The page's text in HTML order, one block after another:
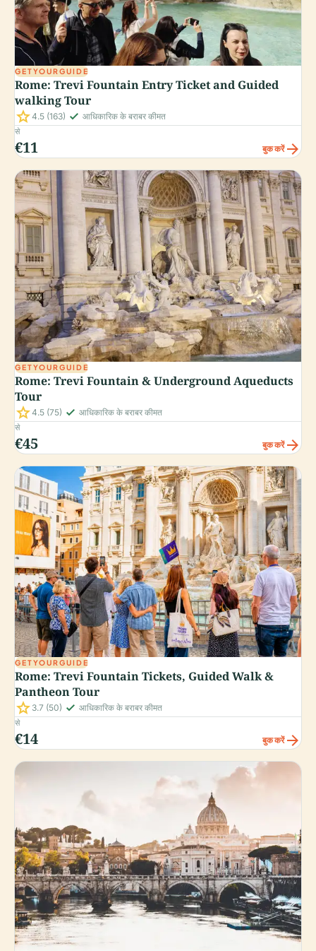
GETYOURGUIDE
Rome: Trevi Fountain Entry Ticket and Guided
walking Tour
star4.5 (163) check_small आधिकारिक के बराबर कीमत
से
€11 बुक करेंarrow_forward
GETYOURGUIDE
Rome: Trevi Fountain & Underground Aqueducts
Tour
star4.5 (75) check_small आधिकारिक के बराबर कीमत
से
€45 बुक करेंarrow_forward
GETYOURGUIDE
Rome: Trevi Fountain Tickets, Guided Walk &
Pantheon Tour
star 3.7 (50) check_small आधिकारिक के बराबर कीमत
से
€14 बुक करेंarrow_forward